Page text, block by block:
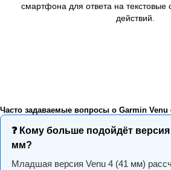
смартфона для ответа на текстовые
действий.
Часто задаваемые вопросы о Garmin Venu
❓ Кому больше подойдёт
мм?
Младшая версия Venu 4 (41 мм)